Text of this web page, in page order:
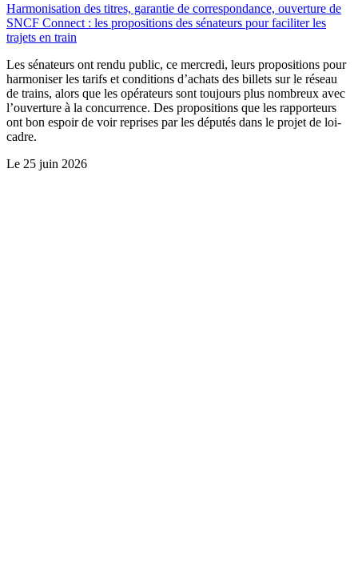
Harmonisation des titres, garantie de correspondance, ouverture de
SNCF Connect : les propositions des sénateurs pour faciliter les
trajets en train
Les sénateurs ont rendu public, ce mercredi, leurs propositions pour
harmoniser les tarifs et conditions d’achats des billets sur le réseau
de trains, alors que les opérateurs sont toujours plus nombreux avec
l’ouverture à la concurrence. Des propositions que les rapporteurs
ont bon espoir de voir reprises par les députés dans le projet de loi-
cadre.
Le 25 juin 2026